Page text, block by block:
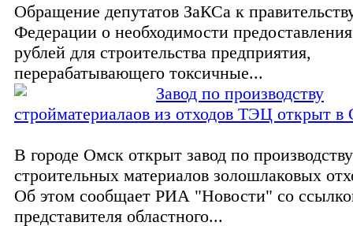
Обращение депутатов ЗаКСа к
Федерации о необходимости
рублей для строительства предприятия,
перерабатывающего токсичные...
Завод по производству
стройматериалаов из отходов ТЭЦ открыт в
В городе Омск открыт завод по производству
строительных материалов золошлаковых
Об этом сообщает РИА "Новости" со
представителя областного...